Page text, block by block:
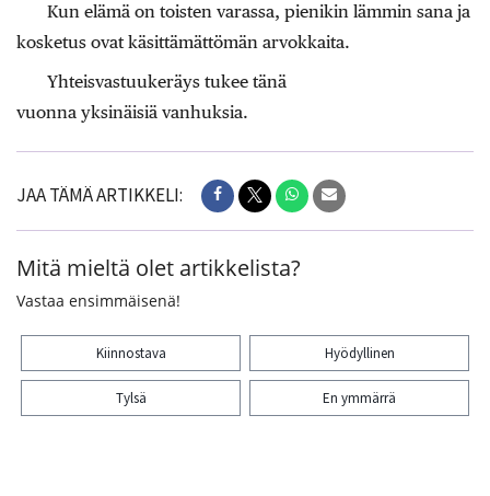
Kun elämä on toisten varassa, pienikin lämmin sana ja
kosketus ovat käsittämättömän arvokkaita.
Yhteisvastuukeräys tukee tänä
vuonna yksinäisiä vanhuksia.
JAA TÄMÄ ARTIKKELI:
Mitä mieltä olet artikkelista?
Vastaa ensimmäisenä!
Kiinnostava Hyödyllinen
Tylsä En ymmärrä